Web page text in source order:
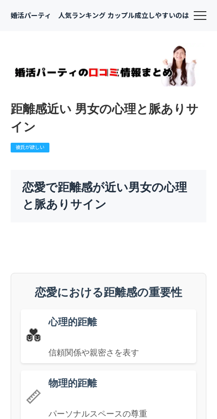
婚活パーティ 人気ランキング カップル成立しやすいのは
距離感近い 男女の心理と脈ありサ
イン
彼氏が欲しい
恋愛で距離感が近い男女の心理
と脈ありサイン
恋愛における距離感の重要性
💑
心理的距離
信頼関係や親密さを表す
📏
物理的距離
パーソナルスペースの尊重